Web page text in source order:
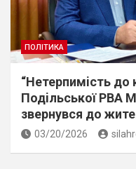
ПОЛІТИКА
“Нетерпимiсть до
Подiльської РВА
звернувся до
03/20/2026